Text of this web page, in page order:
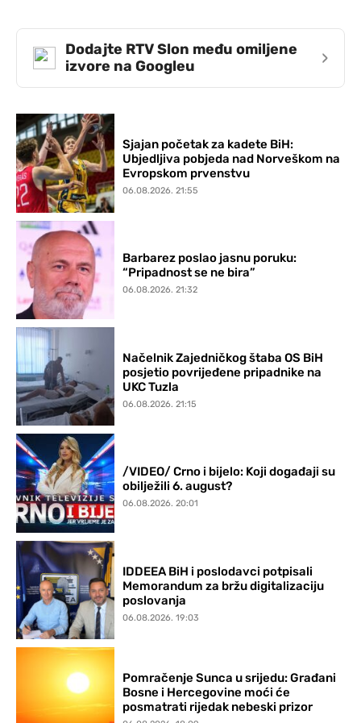
Dodajte RTV Slon među omiljene
izvore na Googleu
›
Sjajan početak za kadete BiH:
Ubjedljiva pobjeda nad Norveškom na
Evropskom prvenstvu
06.08.2026. 21:55
Barbarez poslao jasnu poruku:
“Pripadnost se ne bira”
06.08.2026. 21:32
Načelnik Zajedničkog štaba OS BiH
posjetio povrijeđene pripadnike na
UKC Tuzla
06.08.2026. 21:15
/VIDEO/ Crno i bijelo: Koji događaji su
obilježili 6. august?
06.08.2026. 20:01
IDDEEA BiH i poslodavci potpisali
Memorandum za bržu digitalizaciju
poslovanja
06.08.2026. 19:03
Pomračenje Sunca u srijedu: Građani
Bosne i Hercegovine moći će
posmatrati rijedak nebeski prizor